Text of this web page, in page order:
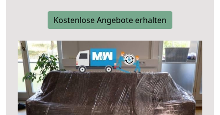
Kostenlose Angebote erhalten